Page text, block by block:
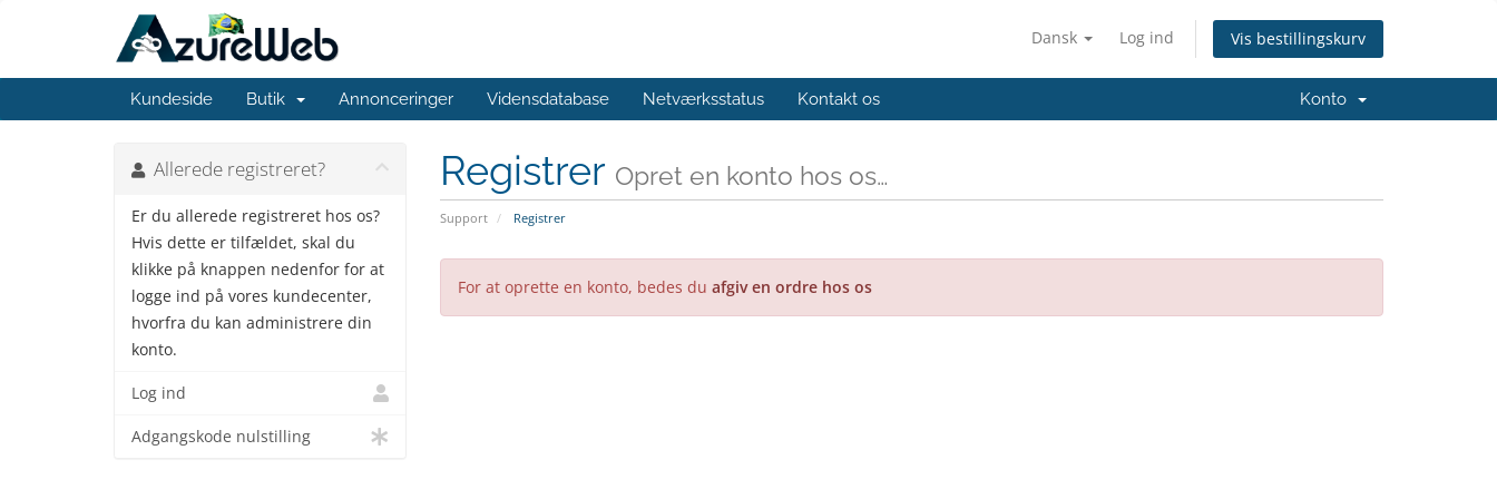
Dansk Log ind Vis bestillingskurv
Kundeside Butik Annonceringer Vidensdatabase Netværksstatus Kontakt os Konto
Registrer Opret en konto hos os…
Support Registrer
Allerede registreret?
Er du allerede registreret hos os?
Hvis dette er tilfældet, skal du
klikke på knappen nedenfor for at
logge ind på vores kundecenter,
hvorfra du kan administrere din
konto.
Log ind
Adgangskode nulstilling
For at oprette en konto, bedes du afgiv en ordre hos os